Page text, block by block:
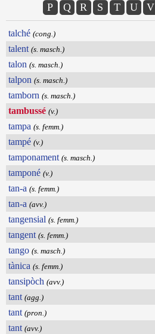
P
Q R S T U V
talché (cong.)
talent (s. masch.)
talon (s. masch.)
talpon (s. masch.)
tamborn (s. masch.)
tambussé (v.)
tampa (s. femm.)
tampé (v.)
tamponament (s. masch.)
tamponé (v.)
tan-a (s. femm.)
tan-a (avv.)
tangensial (s. femm.)
tangent (s. femm.)
tango (s. masch.)
tànica (s. femm.)
tansipòch (avv.)
tant (agg.)
tant (pron.)
tant (avv.)